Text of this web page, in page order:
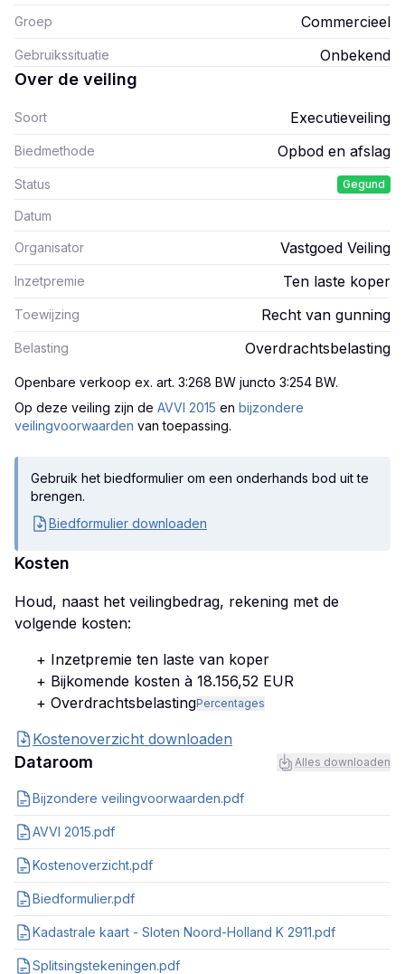
Groep Commercieel
Gebruikssituatie Onbekend
Over de veiling
Soort Executieveiling
Biedmethode Opbod en afslag
Status Gegund
Datum
Organisator Vastgoed Veiling
Inzetpremie Ten laste koper
Toewijzing Recht van gunning
Belasting Overdrachtsbelasting
Openbare verkoop ex. art. 3:268 BW juncto 3:254 BW.
Op deze veiling zijn de AVVI 2015 en bijzondere
veilingvoorwaarden van toepassing.
Gebruik het biedformulier om een onderhands bod uit te
brengen.
Biedformulier downloaden
Kosten
Houd, naast het veilingbedrag, rekening met de
volgende kosten:
+ Inzetpremie ten laste van koper
+ Bijkomende kosten à 18.156,52 EUR
+ OverdrachtsbelastingPercentages
Kostenoverzicht downloaden
Dataroom Alles downloaden
Bijzondere veilingvoorwaarden.pdf
AVVI 2015.pdf
Kostenoverzicht.pdf
Biedformulier.pdf
Kadastrale kaart - Sloten Noord-Holland K 2911.pdf
Splitsingstekeningen.pdf